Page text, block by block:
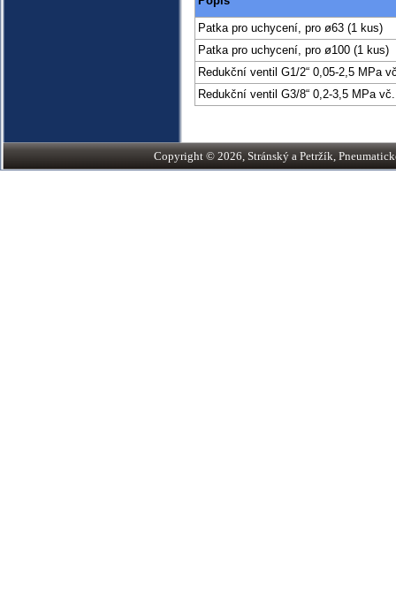
Patka pro uchycení, pro ø63 (1 kus)
Patka pro uchycení, pro ø100 (1 kus)
Redukční ventil G1/2“ 0,05-2,5 MPa
Redukční ventil G3/8“ 0,2-3,5 MPa
Copyright © 2026, Stránský a Petržík,